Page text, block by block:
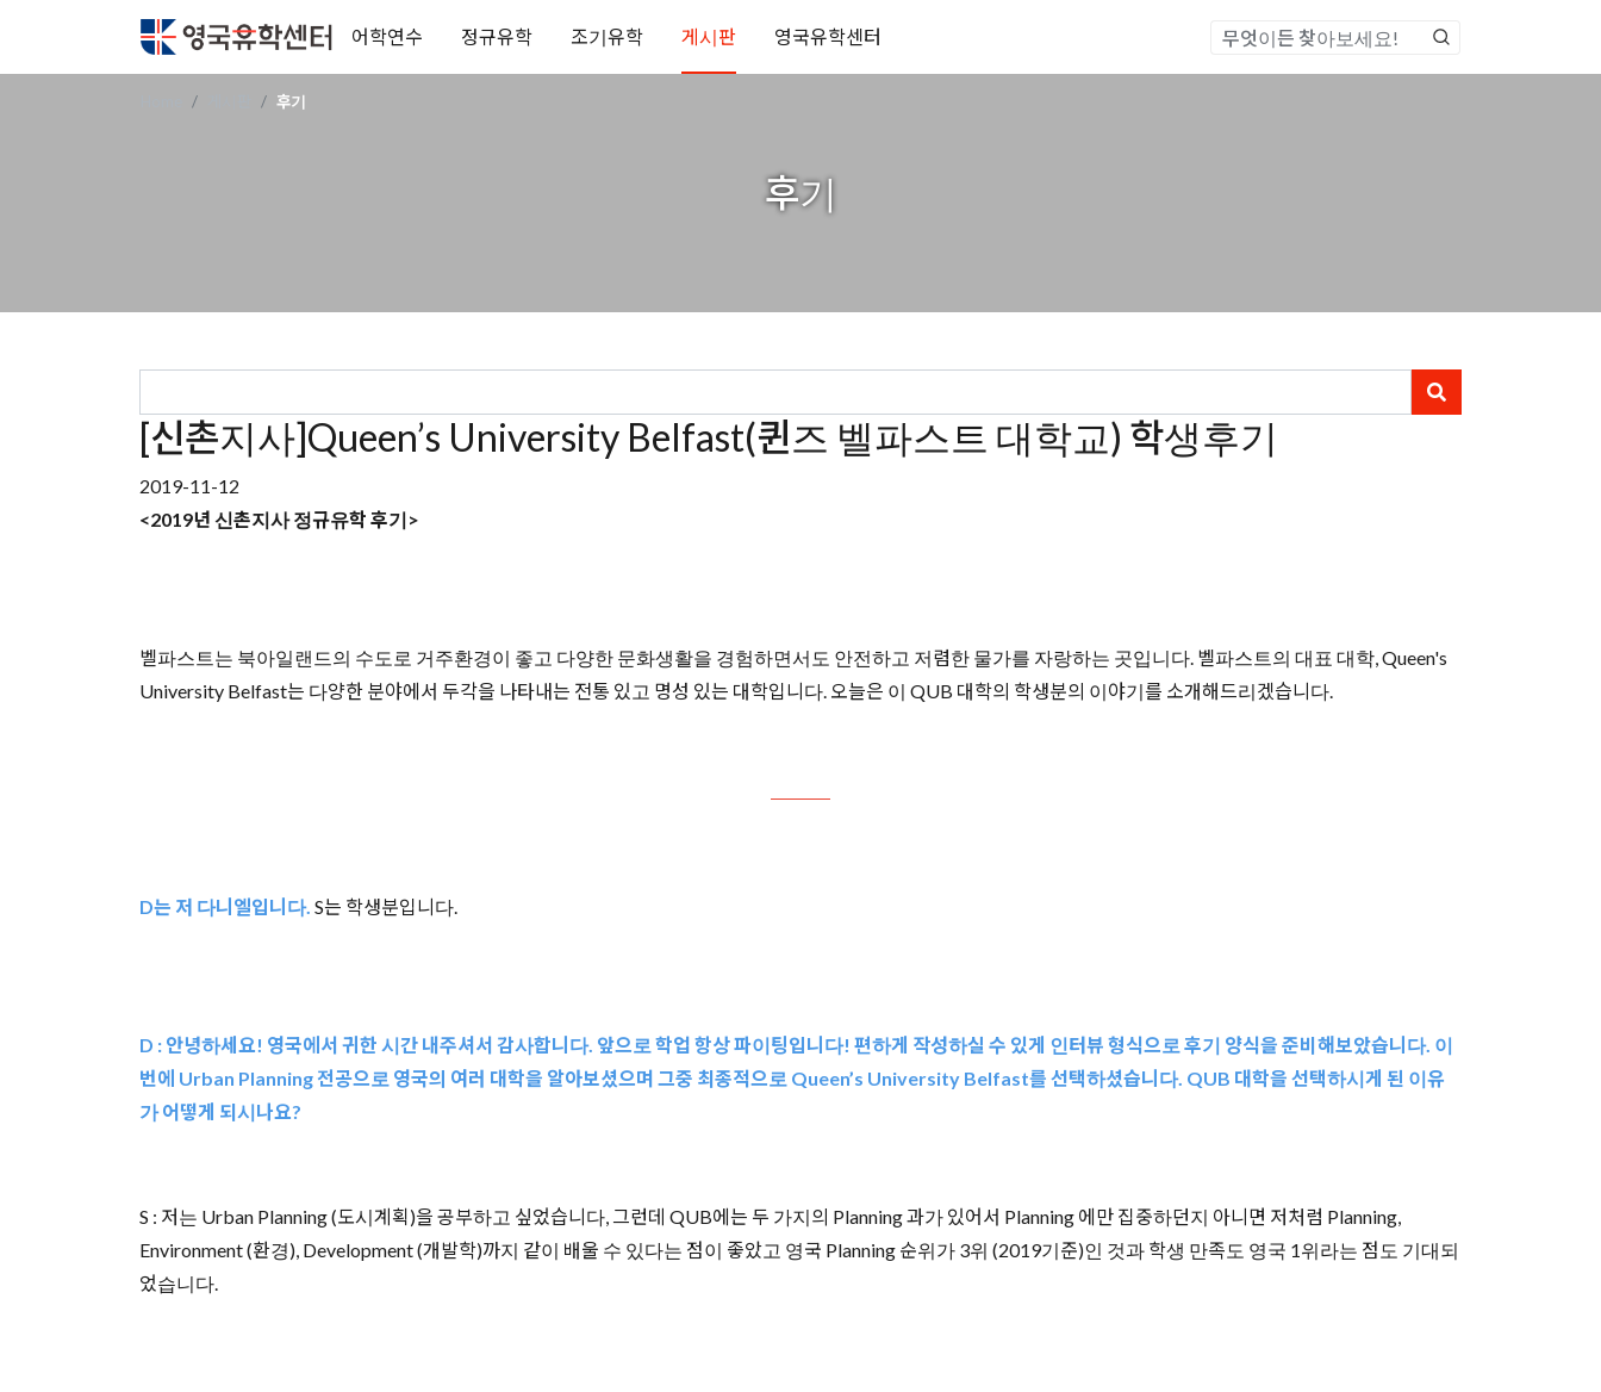
어학연수 정규유학 조기유학 게시판 영국유학센터
통합검색
후기
후기
[신촌지사]Queen’s University Belfast(퀸즈 벨파스트 대학교) 학생후기
2019-11-12
<2019년 신촌지사 정규유학 후기>
벨파스트는 북아일랜드의 수도로 거주환경이 좋고 다양한 문화생활을 경험하면서도 안전하고 저렴한 물가를 자랑하는 곳입니다. 벨파스트의 대표 대학, Queen's
University Belfast는 다양한 분야에서 두각을 나타내는 전통 있고 명성 있는 대학입니다. 오늘은 이 QUB 대학의 학생분의 이야기를 소개해드리겠습니다.
D는 저 다니엘입니다. S는 학생분입니다.
D : 안녕하세요! 영국에서 귀한 시간 내주셔서 감사합니다. 앞으로 학업 항상 파이팅입니다! 편하게 작성하실 수 있게 인터뷰 형식으로 후기 양식을 준비해보았습니다. 이
번에 Urban Planning 전공으로 영국의 여러 대학을 알아보셨으며 그중 최종적으로 Queen’s University Belfast를 선택하셨습니다. QUB 대학을 선택하시게 된 이유
가 어떻게 되시나요?
S : 저는 Urban Planning (도시계획)을 공부하고 싶었습니다, 그런데 QUB에는 두 가지의 Planning 과가 있어서 Planning 에만 집중하던지 아니면 저처럼 Planning,
Environment (환경), Development (개발학)까지 같이 배울 수 있다는 점이 좋았고 영국 Planning 순위가 3위 (2019기준)인 것과 학생 만족도 영국 1위라는 점도 기대되
었습니다.